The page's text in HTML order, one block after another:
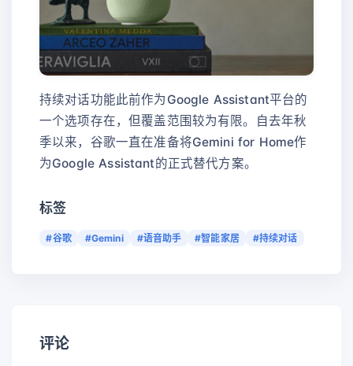
持续对话功能此前作为Google Assistant平台的
一个选项存在，但覆盖范围较为有限。自去年秋
季以来，谷歌一直在准备将Gemini for Home作
为Google Assistant的正式替代方案。
标签
#谷歌 #Gemini #语音助手 #智能家居 #持续对话
评论